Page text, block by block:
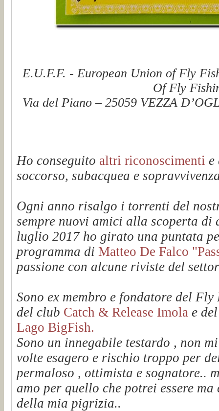
E.U.F.F. - European Union of Fly
Of Fly
Via del Piano – 25059 VEZZA
Ho conseguito altri riconoscimenti e
soccorso, subacquea e
Ogni anno risalgo i torrenti del
sempre nuovi amici alla scoperta di
luglio 2017 ho girato una puntata
programma di Matteo De Falco
passione con alcune riviste del
Sono ex membro e fondatore del
del club Catch & Release Imola e
Lago BigFish.
Sono un innegabile testardo , non
volte esagero e rischio troppo per
permaloso , ottimista e sognatore..
amo per quello che potrei essere
della mia pigrizia..